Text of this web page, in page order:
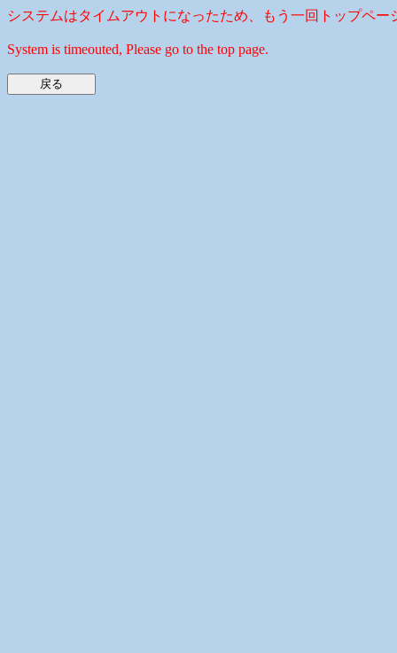
システムはタイムアウトになったため、もう一回トップペー
System is timeouted, Please go to the top page.